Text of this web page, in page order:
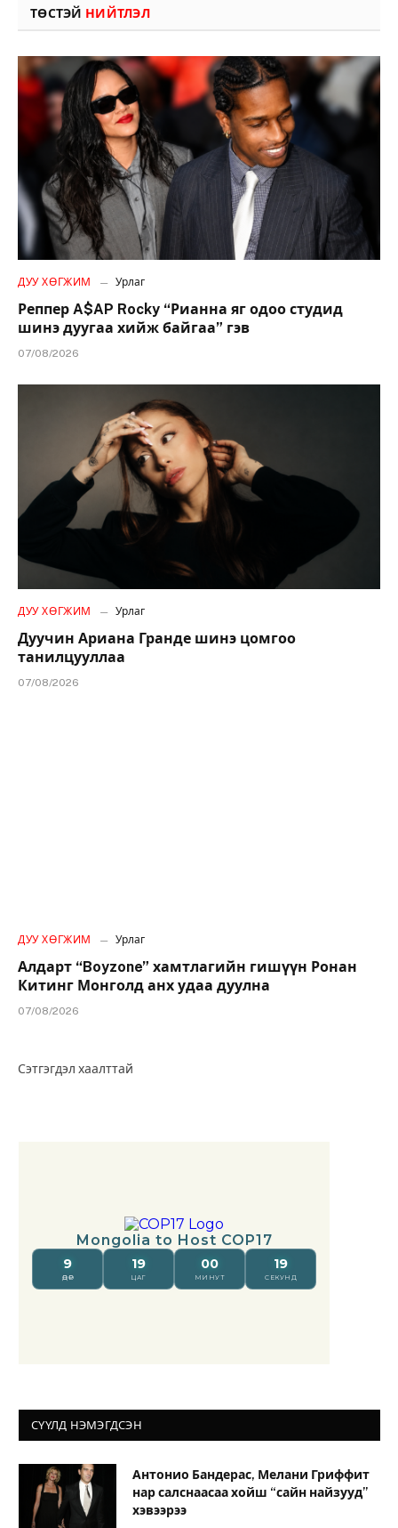
ТӨСТЭЙ НИЙТЛЭЛ
ДУУ ХӨГЖИМ Урлаг
Реппер A$AP Rocky “Рианна яг одоо студид
шинэ дуугаа хийж байгаа” гэв
07/08/2026
ДУУ ХӨГЖИМ Урлаг
Дуучин Ариана Гранде шинэ цомгоо
танилцууллаа
07/08/2026
ДУУ ХӨГЖИМ Урлаг
Алдарт “Boyzone” хамтлагийн гишүүн Ронан
Китинг Монголд анх удаа дуулна
07/08/2026
Сэтгэгдэл хаалттай
СҮҮЛД НЭМЭГДСЭН
Антонио Бандерас, Мелани Гриффит
нар салснаасаа хойш “сайн найзууд”
хэвээрээ